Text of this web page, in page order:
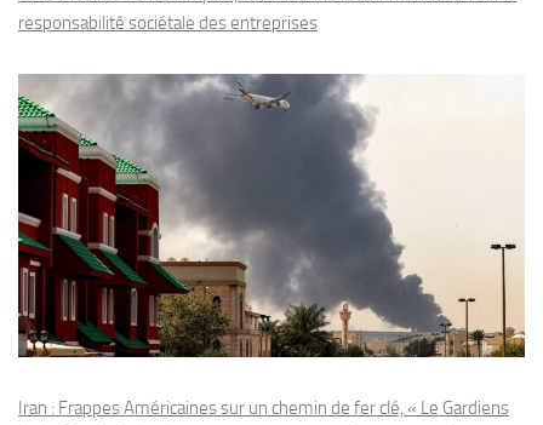
responsabilité sociétale des entreprises
Iran : Frappes Américaines sur un chemin de fer clé, « Le Gardiens